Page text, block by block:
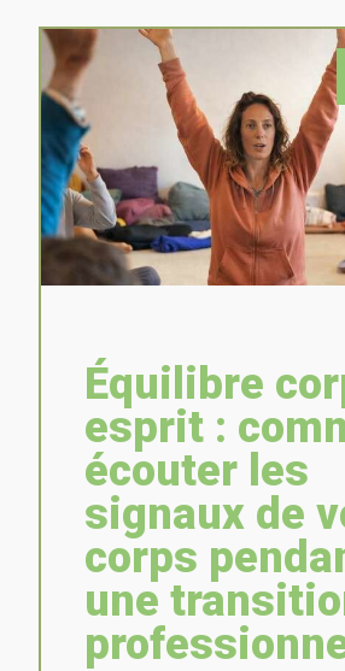
Équilibre
esprit :
écouter les
signaux de
corps
une